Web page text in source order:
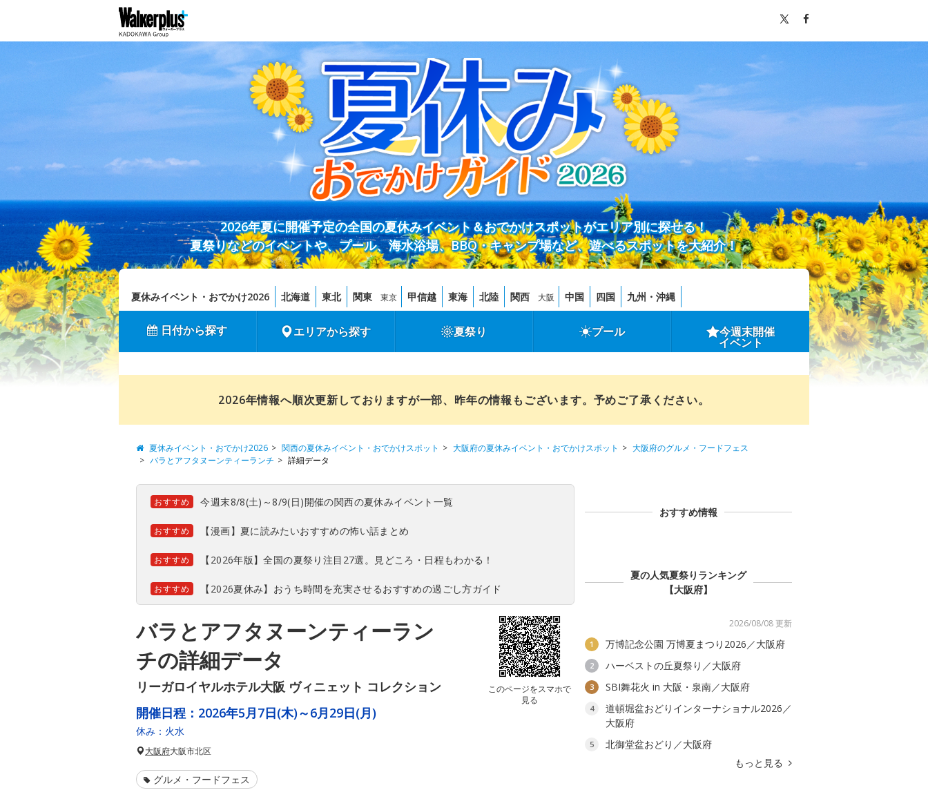
2026年夏に開催予定の全国の夏休みイベント＆おでかけスポットがエリア別に探せる！
夏祭りなどのイベントや、プール、海水浴場、BBQ・キャンプ場など、遊べるスポットを大紹介！
夏休みイベント・おでかけ2026 北海道 東北 関東 東京 甲信越 東海 北陸 関西 大阪 中国 四国 九州・沖縄
日付から探す エリアから探す 夏祭り プール 今週末開催
イベント
2026年情報へ順次更新しておりますが一部、昨年の情報もございます。予めご了承ください。
夏休みイベント・おでかけ2026 関西の夏休みイベント・おでかけスポット 大阪府の夏休みイベント・おでかけスポット
大阪府のグルメ・フードフェス
バラとアフタヌーンティーランチ
詳細データ
おすすめ 今週末8/8(土)～8/9(日)開催の関西の夏休みイベント一覧
おすすめ 【漫画】夏に読みたいおすすめの怖い話まとめ
おすすめ 【2026年版】全国の夏祭り注目27選。見どころ・日程もわかる！
おすすめ 【2026夏休み】おうち時間を充実させるおすすめの過ごし方ガイド
バラとアフタヌーンティーラン
チの詳細データ
リーガロイヤルホテル大阪 ヴィニェット コレクション
このページをスマホで
見る
開催日程： 2026年5月7日(木)～6月29日(月)
休み：火水
大阪府大阪市北区
グルメ・フードフェス
おすすめ情報
夏の人気夏祭りランキング
【大阪府】
2026/08/08 更新
1 万博記念公園 万博夏まつり2026／大阪府
2 ハーベストの丘夏祭り／大阪府
3 SBI舞花火 in 大阪・泉南／大阪府
4
道頓堀盆おどりインターナショナル2026／
大阪府
5
北御堂盆おどり／大阪府
もっと見る